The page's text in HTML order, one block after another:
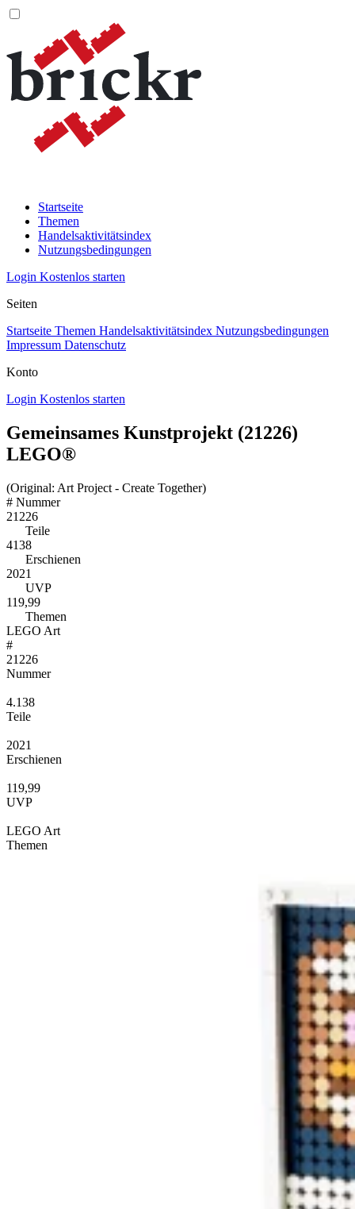
Startseite
Themen
Handelsaktivitätsindex
Nutzungsbedingungen
Login Kostenlos starten
Seiten
Startseite Themen Handelsaktivitätsindex Nutzungsbedingungen
Impressum Datenschutz
Konto
Login Kostenlos starten
Gemeinsames Kunstprojekt (21226)
LEGO®
(Original: Art Project - Create Together)
# Nummer
21226
Teile
4138
Erschienen
2021
UVP
119,99
Themen
LEGO Art
#
21226
Nummer
4.138
Teile
2021
Erschienen
119,99
UVP
LEGO Art
Themen